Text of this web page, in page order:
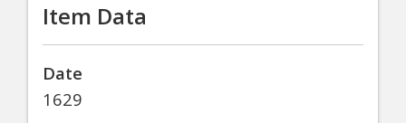
Item Data
Date
1629